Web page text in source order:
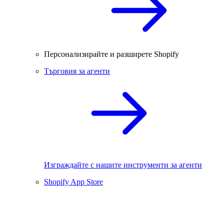
Персонализирайте и разширете Shopify
Търговия за агенти
Изграждайте с нашите инструменти за агенти
Shopify App Store